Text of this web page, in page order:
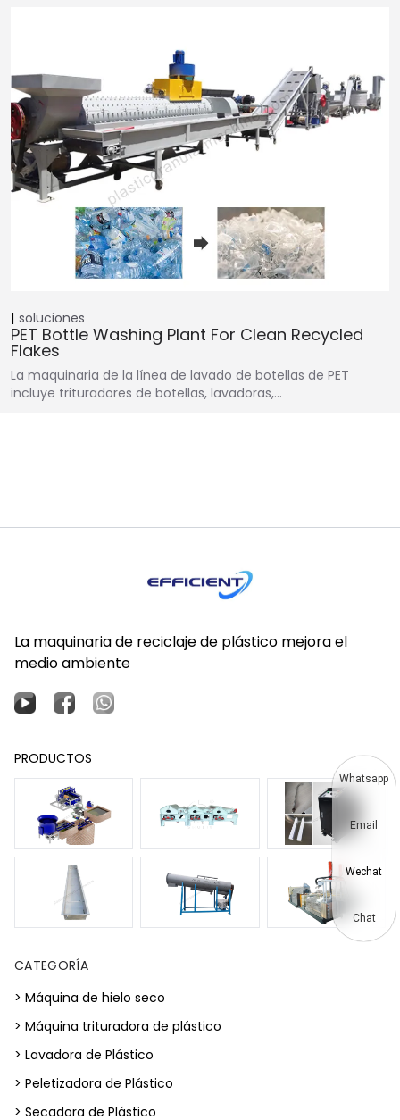
soluciones
PET Bottle Washing Plant For Clean Recycled
Flakes
La maquinaria de la línea de lavado de botellas de PET
incluye trituradores de botellas, lavadoras,...
La maquinaria de reciclaje de plástico mejora el
medio ambiente
PRODUCTOS
CATEGORÍA
> Máquina de hielo seco
> Máquina trituradora de plástico
> Lavadora de Plástico
> Peletizadora de Plástico
> Secadora de Plástico
Whatsapp
Email
Wechat
Chat